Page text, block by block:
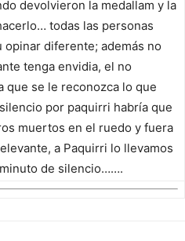
devolvieron la medallam y la
todas las personas
diferente; además no
tenga envidia, el no
que se le reconozca lo que
por paquirri habría que
muertos en el ruedo y fuera
a Paquirri lo llevamos
de silencio…….